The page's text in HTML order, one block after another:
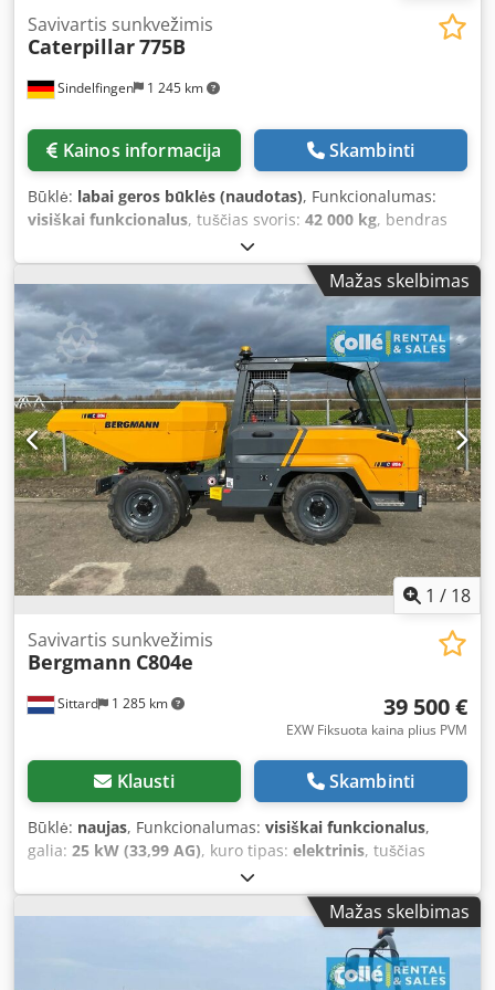
Sindelfingen 1 245 km
Savivartis sunkvežimis
Caterpillar775B
Kainos informacija Skambinti
Būklė: labai geros būklės (naudotas), Funkcionalumas:
visiškai funkcionalus, tuščias svoris: 42 000 kg, bendras
, Gamybos metai:
valandos:9 880 h, * Pagaminimo metai: 2009 (atliktas
sertifikuotas kapitalinis remontas) * Eksploatavimo laikas: 9
880 valandų * Variklis: Cat 3412 DI V12 (760 AG / 567 kW) *
Naudingoji apkrova: 60 t * Tuščioji masė: 42 000 kg
Csdozm Hl Rspfx Adtsha * Didžiausia leidžiama bendra
masė: 102 000 kg * Talpa: 39,3 m³ * Puiki būklė
Mažas skelbimas
1 / 18
Sittard 1 285 km
Savivartis sunkvežimis
Bergmann C804e
39 500 €
EXW Fiksuota kaina plius PVM
Klausti Skambinti
Būklė: naujas, Funkcionalumas: visiškai funkcionalus,
galia: 25 kW (33,99 AG), kuro tipas: elektrinis, tuščias
, didžiausias leistinas svoris:
bendras svoris:2 550 kg, ašių konfigūracija:4x4, spalva:
geltonas, pavaros tipas:automatinis, Gamybos metai:
1,47 m³, Įranga:
UVV saugos patikra, diferencialo užraktas, kabina,
Mažas skelbimas